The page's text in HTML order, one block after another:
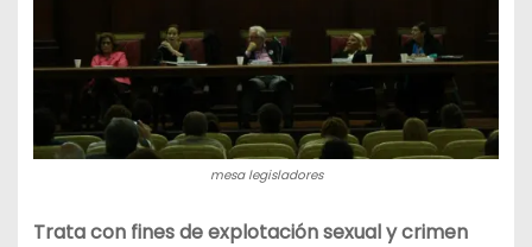
mesa legisladores
Trata con fines de explotación sexual y crimen